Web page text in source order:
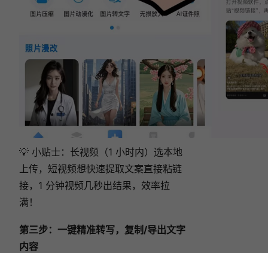
💡 小贴士：长视频（1 小时内）选本地
上传，短视频想快速提取文案直接粘链
接，1 分钟视频几秒出结果，效率拉
满！
第三步：一键精准转写，复制/导出文字
内容